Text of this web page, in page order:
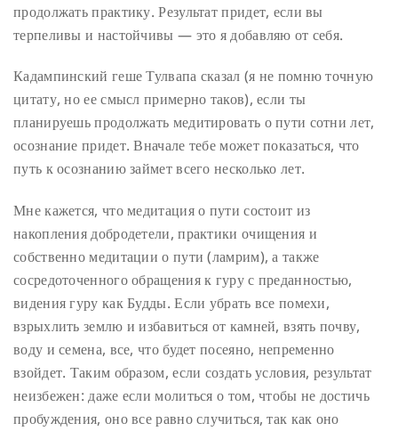
продолжать практику. Результат придет, если вы
терпеливы и настойчивы — это я добавляю от себя.
Кадампинский геше Тулвапа сказал (я не помню точную
цитату, но ее смысл примерно таков), если ты
планируешь продолжать медитировать о пути сотни лет,
осознание придет. Вначале тебе может показаться, что
путь к осознанию займет всего несколько лет.
Мне кажется, что медитация о пути состоит из
накопления добродетели, практики очищения и
собственно медитации о пути (ламрим), а также
сосредоточенного обращения к гуру с преданностью,
видения гуру как Будды. Если убрать все помехи,
взрыхлить землю и избавиться от камней, взять почву,
воду и семена, все, что будет посеяно, непременно
взойдет. Таким образом, если создать условия, результат
неизбежен: даже если молиться о том, чтобы не достичь
пробуждения, оно все равно случиться, так как оно